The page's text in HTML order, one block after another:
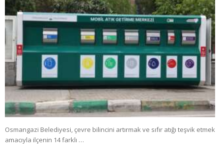
Osmangazi Belediyesi, çevre bilincini artırmak ve sıfır atığı teşvik etmek
amacıyla ilçenin 14 farklı …